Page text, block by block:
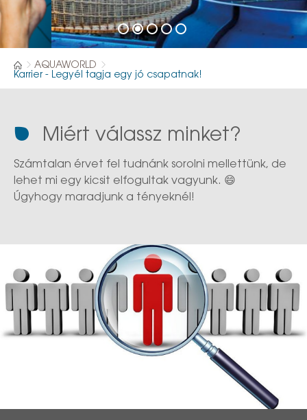
AQUAWORLD
Karrier - Legyél tagja egy jó csapatnak!
Miért válassz minket?
Számtalan érvet fel tudnánk sorolni mellettünk, de
lehet mi egy kicsit elfogultak vagyunk. 😄
Úgyhogy maradjunk a tényeknél!